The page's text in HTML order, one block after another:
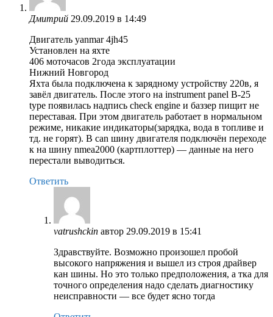
Дмитрий 29.09.2019 в 14:49
Двигатель yanmar 4jh45
Установлен на яхте
406 моточасов 2года эксплуатации
Нижний Новгород
Яхта была подключена к зарядному устройству 220в, я
завёл двигатель. После этого на instrument panel B-25
type появилась надпись check engine и баззер пищит не
переставая. При этом двигатель работает в нормальном
режиме, никакие индикаторы(зарядка, вода в топливе и
тд. не горят). В can шину двигателя подключён переходе
к на шину nmeа2000 (картплоттер) — данные на него
перестали выводиться.
Ответить
vatrushckin автор 29.09.2019 в 15:41
Здравствуйте. Возможно произошел пробой
высокого напряжения и вышел из строя драйвер
кан шины. Но это только предположения, а тка для
точного определения надо сделать диагностику
неисправности — все будет ясно тогда